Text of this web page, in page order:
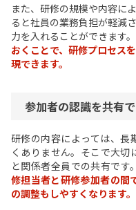
また、研修の規模や内容に
ると社員の業務負担が軽減
力を入れることができます。
おくことで、研修プロセス
現できます。
参加者の認識を共有
研修の内容によっては、長
くありません。そこで大
と関係者全員での共有です。
修担当者と研修参加者の間
の調整もしやすくなります。